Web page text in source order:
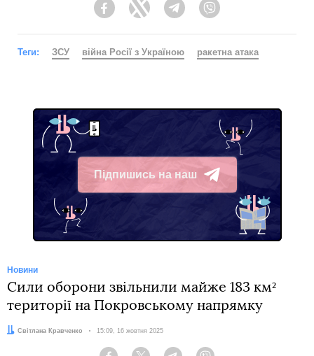
FacebookTwitter Telegram
Теги: ЗСУ війна Росії з Україною ракетна атака
Підпишись на наш
Telegram
Новини
Сили оборони звільнили майже 183 км²
території на Покровському напрямку
Автор:
Світлана Кравченко Дата:
15:09, 16 жовтня 2025